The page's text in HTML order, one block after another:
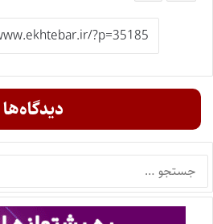
دیدگاه‌ها